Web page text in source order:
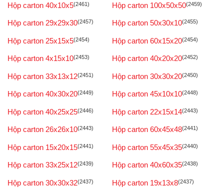
Hộp carton 40x10x5(2461) Hộp carton 100x50x50(2459)
Hộp carton 29x29x30(2457) Hộp carton 50x30x10(2455)
Hộp carton 25x15x5(2454) Hộp carton 60x15x20(2454)
Hộp carton 4x15x10(2453) Hộp carton 40x20x20(2452)
Hộp carton 33x13x12(2451) Hộp carton 30x30x20(2450)
Hộp carton 40x30x20(2449) Hộp carton 45x10x10(2448)
Hộp carton 40x25x25(2446) Hộp carton 22x15x14(2443)
Hộp carton 26x26x10(2443) Hộp carton 60x45x48(2441)
Hộp carton 15x20x15(2441) Hộp carton 55x45x35(2440)
Hộp carton 33x25x12(2439) Hộp carton 40x60x35(2438)
Hộp carton 30x30x32(2437) Hộp carton 19x13x8(2437)